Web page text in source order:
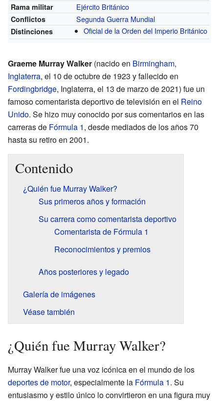
Rama militar Ejército Británico
Conflictos Segunda Guerra Mundial
Distinciones Oficial de la Orden del Imperio Británico
Graeme Murray Walker (nacido en Birmingham,
Inglaterra, el 10 de octubre de 1923 y fallecido en
Fordingbridge, Inglaterra, el 13 de marzo de 2021) fue un
famoso comentarista deportivo de televisión en el Reino
Unido. Se hizo muy conocido por sus comentarios en las
carreras de Fórmula 1, desde mediados de los años 70
hasta su retiro en 2001.
Contenido
¿Quién fue Murray Walker?
Sus primeros años y formación
Su carrera como comentarista deportivo
Comentarista de Fórmula 1
Reconocimientos y premios
Años posteriores y legado
Galería de imágenes
Véase también
¿Quién fue Murray Walker?
Murray Walker fue una voz icónica en el mundo de los
deportes de motor, especialmente la Fórmula 1. Su
entusiasmo y estilo único lo convirtieron en una figura muy